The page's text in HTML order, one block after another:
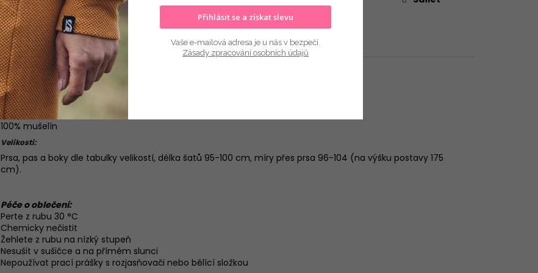
Popis Hodnocení
Popis produktu:
Mušelinové šaty s volány na široká volánková ramínka
Materiál:
100% mušelín
Velikosti:
Prsa, pas a boky dle tabulky velikostí, délka šatů 95-100 cm, míry přes prsa 96-104 (na výšku postavy 175
cm).
Péče o oblečení:
Perte z rubu 30 °C
Chemicky nečistit
Žehlete z rubu na nízký stupeň
Nesušit v sušičce a na přímém slunci
Nepoužívat prací prášky s rozjasňovači nebo bělící složkou
Přihlásit se a získat slevu
Vaše e-mailová adresa je u nás v bezpečí.
Zásady zpracování osobních údajů